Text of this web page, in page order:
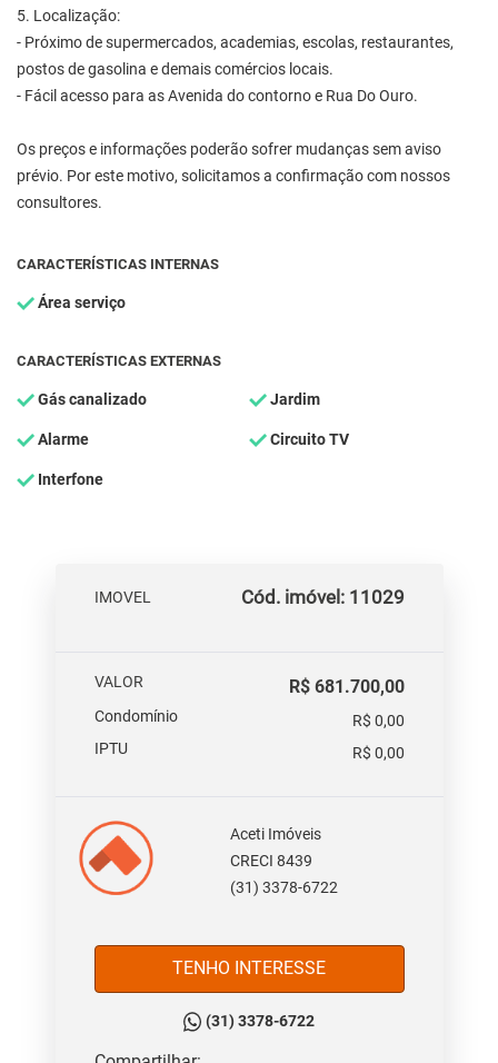
5. Localização:
- Próximo de supermercados, academias, escolas, restaurantes,
postos de gasolina e demais comércios locais.
- Fácil acesso para as Avenida do contorno e Rua Do Ouro.
Os preços e informações poderão sofrer mudanças sem aviso
prévio. Por este motivo, solicitamos a confirmação com nossos
consultores.
CARACTERÍSTICAS INTERNAS
Área serviço
CARACTERÍSTICAS EXTERNAS
Gás canalizado Jardim
Alarme Circuito TV
Interfone
IMOVEL Cód. imóvel: 11029
VALOR R$ 681.700,00
Condomínio
R$ 0,00
IPTU
R$ 0,00
Aceti Imóveis
CRECI 8439
(31) 3378-6722
TENHO INTERESSE
(31) 3378-6722